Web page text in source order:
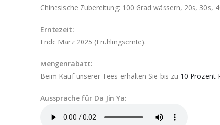
Chinesische Zubereitung: 100 Grad wässern, 20s, 30s,
Erntezeit:
Ende März 2025 (Frühlingsernte).
Mengenrabatt:
Beim Kauf unserer Tees erhalten Sie bis zu 10 Prozent
Aussprache für Da Jin Ya: